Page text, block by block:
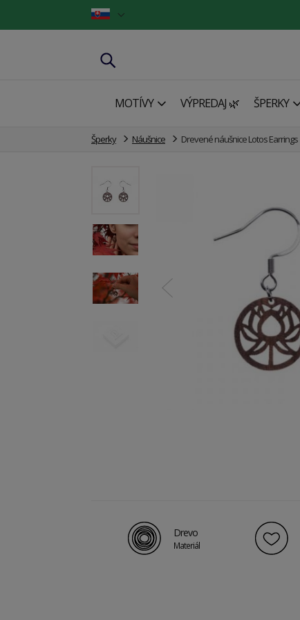
MOTÍVY VÝPREDAJ 🌿 ŠPERKY
Šperky Náušnice Drevené náušnice Lotos Earrings
Drevo
Materiál